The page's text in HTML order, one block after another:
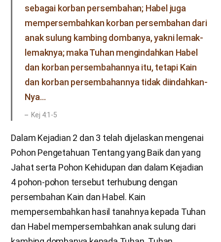
sebagai korban persembahan; Habel juga
mempersembahkan korban persembahan dari
anak sulung kambing dombanya, yakni lemak-
lemaknya; maka Tuhan mengindahkan Habel
dan korban persembahannya itu, tetapi Kain
dan korban persembahannya tidak diindahkan-
Nya…
Kej 4:1-5
Dalam Kejadian 2 dan 3 telah dijelaskan mengenai
Pohon Pengetahuan Tentang yang Baik dan yang
Jahat serta Pohon Kehidupan dan dalam Kejadian
4 pohon-pohon tersebut terhubung dengan
persembahan Kain dan Habel. Kain
mempersembahkan hasil tanahnya kepada Tuhan
dan Habel mempersembahkan anak sulung dari